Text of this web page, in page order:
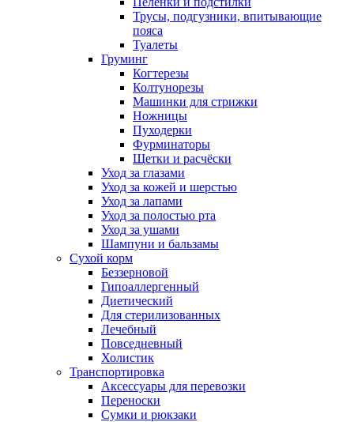
Трусы, подгузники, впитывающие
пояса
Туалеты
Груминг
Когтерезы
Колтунорезы
Машинки для стрижки
Ножницы
Пуходерки
Фурминаторы
Щетки и расчёски
Уход за глазами
Уход за кожей и шерстью
Уход за лапами
Уход за полостью рта
Уход за ушами
Шампуни и бальзамы
Сухой корм
Беззерновой
Гипоаллергенный
Диетический
Для стерилизованных
Лечебный
Повседневный
Холистик
Транспортировка
Аксессуары для перевозки
Переноски
Сумки и рюкзаки